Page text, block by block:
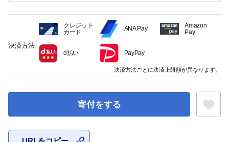
寄付をする
決済方法
クレジット
カード
ANA Pay
Amazon
Pay
d払い PayPay
決済方法ごとに決済上限額が異なります。